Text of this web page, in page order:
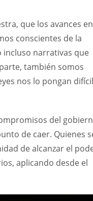
que los avances en
conscientes de la
incluso narrativas que
también somos
nos lo pongan difícil
del
de caer. Quienes
de alcanzar el
aplicando desde el